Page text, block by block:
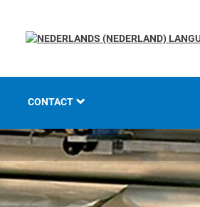
CONTACT
LOCATIES